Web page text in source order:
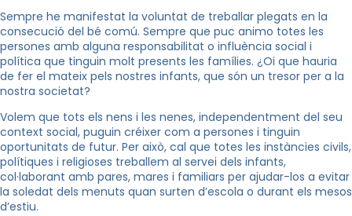
Sempre he manifestat la voluntat de treballar plegats en la
consecució del bé comú. Sempre que puc animo totes les
persones amb alguna responsabilitat o influència social i
política que tinguin molt presents les famílies. ¿Oi que hauria
de fer el mateix pels nostres infants, que són un tresor per a la
nostra societat?
Volem que tots els nens i les nenes, independentment del seu
context social, puguin créixer com a persones i tinguin
oportunitats de futur. Per això, cal que totes les instàncies civils,
polítiques i religioses treballem al servei dels infants,
col·laborant amb pares, mares i familiars per ajudar-los a evitar
la soledat dels menuts quan surten d’escola o durant els mesos
d’estiu.